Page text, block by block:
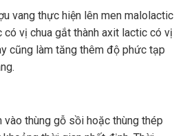
vang thực hiện lên men malolactic
vị chua gắt thành axit lactic có vị
cũng làm tăng thêm độ phức tạp
vào thùng gỗ sồi hoặc thùng thép